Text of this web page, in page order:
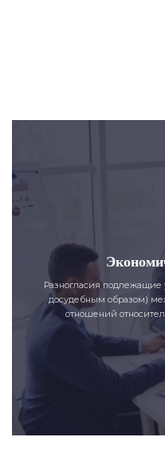
Разногласия
досудебным образом)
отношений